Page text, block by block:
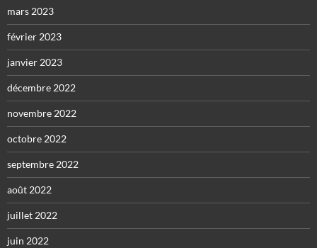
mars 2023
février 2023
janvier 2023
décembre 2022
novembre 2022
octobre 2022
septembre 2022
août 2022
juillet 2022
juin 2022